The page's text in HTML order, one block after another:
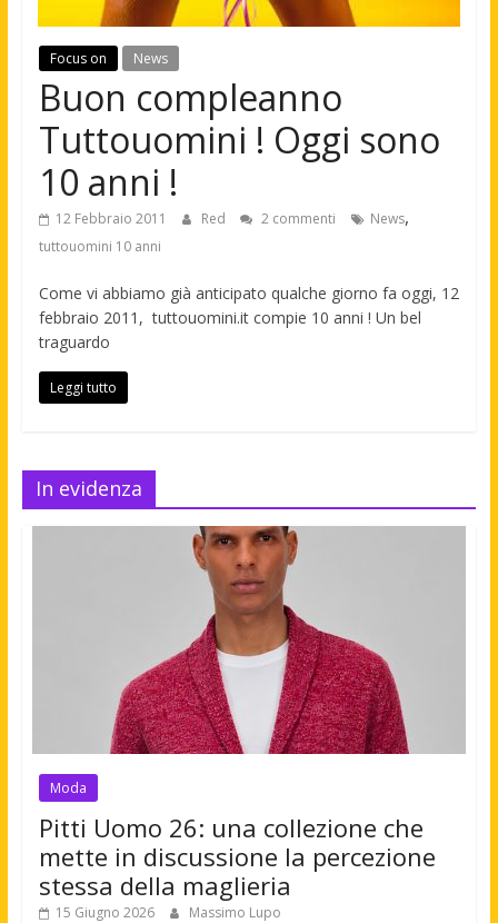
Focus on News
Buon compleanno
Tuttouomini ! Oggi sono
10 anni !
12 Febbraio 2011 Red 2 commenti News,
tuttouomini 10 anni
Come vi abbiamo già anticipato qualche giorno fa oggi, 12
febbraio 2011, tuttouomini.it compie 10 anni ! Un bel
traguardo
Leggi tutto
In evidenza
Moda
Pitti Uomo 26: una collezione che
mette in discussione la percezione
stessa della maglieria
15 Giugno 2026 Massimo Lupo